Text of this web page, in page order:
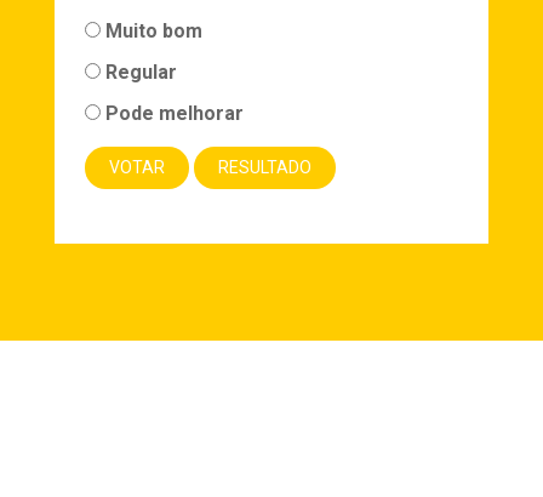
Muito bom
Regular
Pode melhorar